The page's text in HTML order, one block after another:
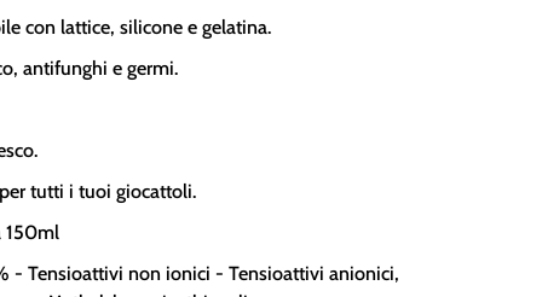
con lattice, silicone e gelatina.
antifunghi e germi.
tutti i tuoi giocattoli.
150ml
- Tensioattivi non ionici - Tensioattivi anionici,